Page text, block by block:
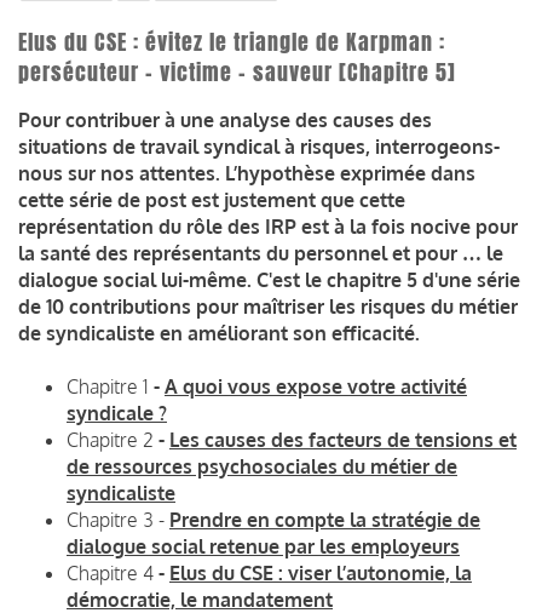
Elus du CSE : évitez le triangle de Karpman :
persécuteur – victime - sauveur [Chapitre 5]
Pour contribuer à une analyse des causes des
situations de travail syndical à risques, interrogeons-
nous sur nos attentes. L’hypothèse exprimée dans
cette série de post est justement que cette
représentation du rôle des IRP est à la fois nocive pour
la santé des représentants du personnel et pour … le
dialogue social lui-même. C'est le chapitre 5 d'une série
de 10 contributions pour maîtriser les risques du métier
de syndicaliste en améliorant son efficacité.
Chapitre 1 - A quoi vous expose votre activité
syndicale ?
Chapitre 2 - Les causes des facteurs de tensions et
de ressources psychosociales du métier de
syndicaliste
Chapitre 3 - Prendre en compte la stratégie de
dialogue social retenue par les employeurs
Chapitre 4 - Elus du CSE : viser l’autonomie, la
démocratie, le mandatement